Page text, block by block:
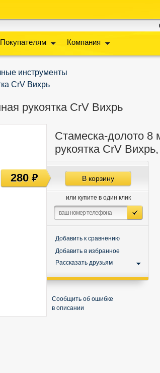
Покупателям Компания
инструменты
CrV Вихрь
рукоятка CrV Вихрь
Стамеска-долото 8
рукоятка CrV Вихрь,
В корзину
или купите в один клик
Добавить к сравнению
Добавить в избранное
Рассказать друзьям
Сообщить об ошибке
в описании
280руб